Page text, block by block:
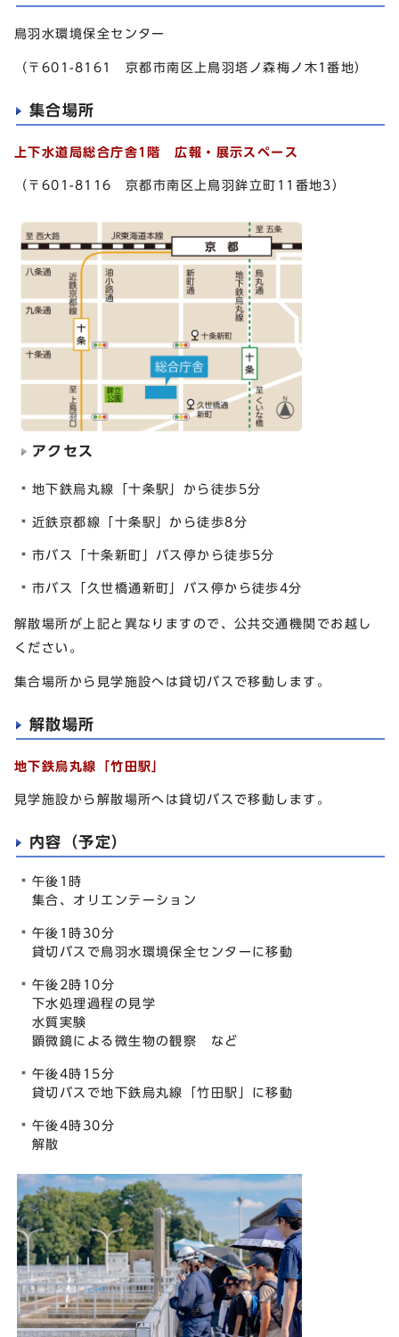
鳥羽水環境保全センター
（〒601-8161 京都市南区上鳥羽塔ノ森梅ノ木1番地）
集合場所
上下水道局総合庁舎1階 広報・展示スペース
（〒601-8116 京都市南区上鳥羽鉾立町11番地3）
アクセス
地下鉄烏丸線「十条駅」から徒歩5分
近鉄京都線「十条駅」から徒歩8分
市バス「十条新町」バス停から徒歩5分
市バス「久世橋通新町」バス停から徒歩4分
解散場所が上記と異なりますので、公共交通機関でお越し
ください。
集合場所から見学施設へは貸切バスで移動します。
解散場所
地下鉄烏丸線「竹田駅」
見学施設から解散場所へは貸切バスで移動します。
内容（予定）
午後1時
集合、オリエンテーション
午後1時30分
貸切バスで鳥羽水環境保全センターに移動
午後2時10分
下水処理過程の見学
水質実験
顕微鏡による微生物の観察 など
午後4時15分
貸切バスで地下鉄烏丸線「竹田駅」に移動
午後4時30分
解散